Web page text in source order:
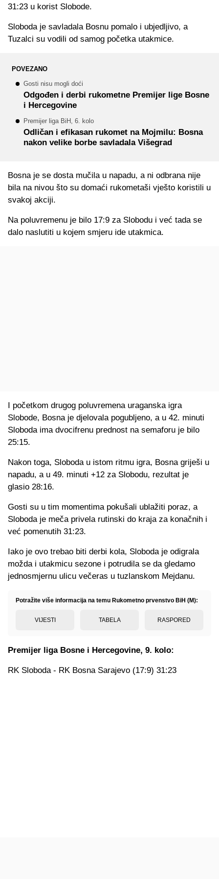
31:23 u korist Slobode.
Sloboda je savladala Bosnu pomalo i ubjedljivo, a
Tuzalci su vodili od samog početka utakmice.
POVEZANO
Gosti nisu mogli doći
Odgođen i derbi rukometne Premijer lige Bosne
i Hercegovine
Premijer liga BiH, 6. kolo
Odličan i efikasan rukomet na Mojmilu: Bosna
nakon velike borbe savladala Višegrad
Bosna je se dosta mučila u napadu, a ni odbrana nije
bila na nivou što su domaći rukometaši vješto koristili u
svakoj akciji.
Na poluvremenu je bilo 17:9 za Slobodu i već tada se
dalo naslutiti u kojem smjeru ide utakmica.
I početkom drugog poluvremena uraganska igra
Slobode, Bosna je djelovala pogubljeno, a u 42. minuti
Sloboda ima dvocifrenu prednost na semaforu je bilo
25:15.
Nakon toga, Sloboda u istom ritmu igra, Bosna griješi u
napadu, a u 49. minuti +12 za Slobodu, rezultat je
glasio 28:16.
Gosti su u tim momentima pokušali ublažiti poraz, a
Sloboda je meča privela rutinski do kraja za konačnih i
već pomenutih 31:23.
Iako je ovo trebao biti derbi kola, Sloboda je odigrala
možda i utakmicu sezone i potrudila se da gledamo
jednosmjernu ulicu večeras u tuzlanskom Mejdanu.
Potražite više informacija na temu Rukometno prvenstvo BiH (M):
VIJESTI TABELA RASPORED
Premijer liga Bosne i Hercegovine, 9. kolo:
RK Sloboda - RK Bosna Sarajevo (17:9) 31:23